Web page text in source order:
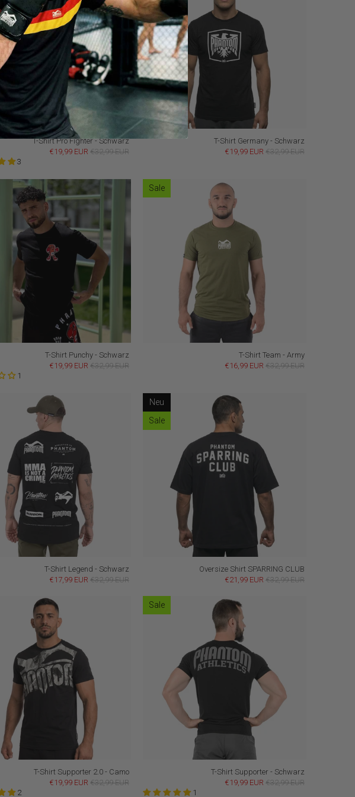
T-Shirt Pro Fighter - Schwarz
€19,99 EUR €32,99 EUR
3
T-Shirt Germany - Schwarz
€19,99 EUR €32,99 EUR
T-Shirt Punchy - Schwarz
€19,99 EUR €32,99 EUR
1
Sale
T-Shirt Team - Army
€16,99 EUR €32,99 EUR
T-Shirt Legend - Schwarz
€17,99 EUR €32,99 EUR
Neu
Sale
Oversize Shirt SPARRING CLUB
€21,99 EUR €32,99 EUR
T-Shirt Supporter 2.0 - Camo
€19,99 EUR €32,99 EUR
2
Sale
T-Shirt Supporter - Schwarz
€19,99 EUR €32,99 EUR
1